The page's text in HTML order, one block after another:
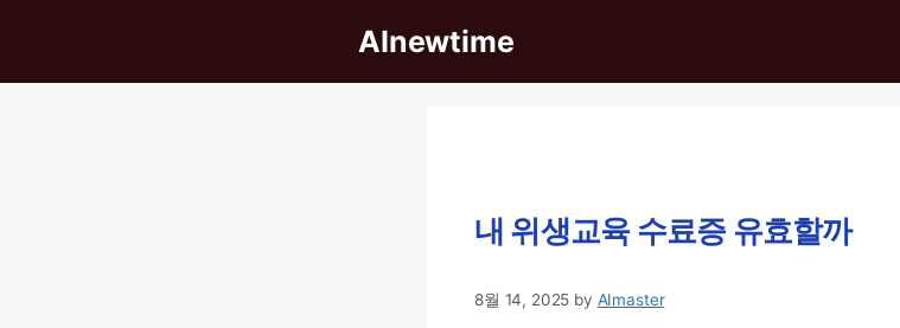
content
AInewtime
내 위생교육 수료증 유효할까
8월 14, 2025 by AImaster